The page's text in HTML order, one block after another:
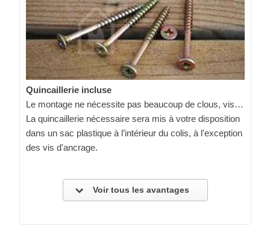
Quincaillerie incluse
Le montage ne nécessite pas beaucoup de clous, vis…
La quincaillerie nécessaire sera mis à votre disposition
dans un sac plastique à l’intérieur du colis, à l'exception
des vis d'ancrage.
Voir tous les avantages